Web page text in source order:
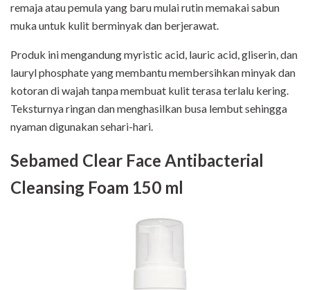
remaja atau pemula yang baru mulai rutin memakai sabun
muka untuk kulit berminyak dan berjerawat.
Produk ini mengandung myristic acid, lauric acid, gliserin, dan
lauryl phosphate yang membantu membersihkan minyak dan
kotoran di wajah tanpa membuat kulit terasa terlalu kering.
Teksturnya ringan dan menghasilkan busa lembut sehingga
nyaman digunakan sehari-hari.
Sebamed Clear Face Antibacterial
Cleansing Foam 150 ml